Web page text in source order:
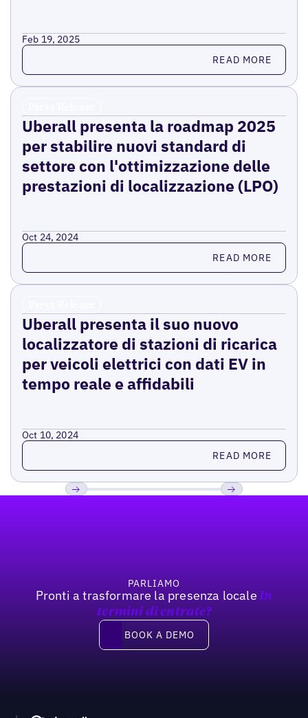
Feb 19, 2025
Read more READ MORE
Uberall presenta la roadmap 2025
per stabilire nuovi standard di
settore con l'ottimizzazione delle
prestazioni di localizzazione (LPO)
Oct 24, 2024
Read more READ MORE
Uberall presenta il suo nuovo
localizzatore di stazioni di ricarica
per veicoli elettrici con dati EV in
tempo reale e affidabili
Oct 10, 2024
Read more READ MORE
PARLIAMO
Pronti a trasformare la presenza locale In
termini di entrate?
Book a demo
BOOK A DEMO